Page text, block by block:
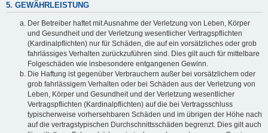
5. GEWÄHRLEISTUNG
Der Betreiber haftet mit Ausnahme der Verletzung von Leben, Körper
und Gesundheit und der Verletzung wesentlicher Vertragspflichten
(Kardinalpflichten) nur für Schäden, die auf ein vorsätzliches oder grob
fahrlässiges Verhalten zurückzuführen sind. Dies gilt auch für mittelbare
Folgeschäden wie insbesondere entgangenen Gewinn.
Die Haftung ist gegenüber Verbrauchern außer bei vorsätzlichem oder
grob fahrlässigem Verhalten oder bei Schäden aus der Verletzung von
Leben, Körper und Gesundheit und der Verletzung wesentlicher
Vertragspflichten (Kardinalpflichten) auf die bei Vertragsschluss
typischerweise vorhersehbaren Schäden und im übrigen der Höhe nach
auf die vertragstypischen Durchschnittsschäden begrenzt. Dies gilt auch